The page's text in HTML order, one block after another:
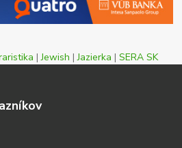
|Jewish |Jazierka | SERA SK